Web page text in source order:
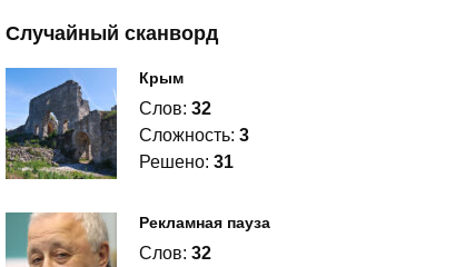
Случайный сканворд
Крым
Слов: 32
Сложность: 3
Решено: 31
Рекламная пауза
Слов: 32